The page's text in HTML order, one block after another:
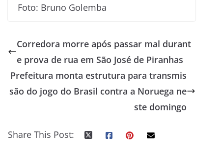
Foto: Bruno Golemba
Corredora morre após passar mal durant
e prova de rua em São José de Piranhas
Prefeitura monta estrutura para transmis
são do jogo do Brasil contra a Noruega ne
ste domingo
Share This Post: